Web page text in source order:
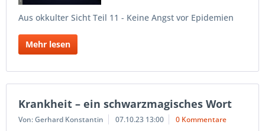
Aus okkulter Sicht Teil 11 - Keine Angst vor Epidemien
Mehr lesen
Krankheit – ein schwarzmagisches Wort
Von: Gerhard Konstantin 07.10.23 13:00 0 Kommentare